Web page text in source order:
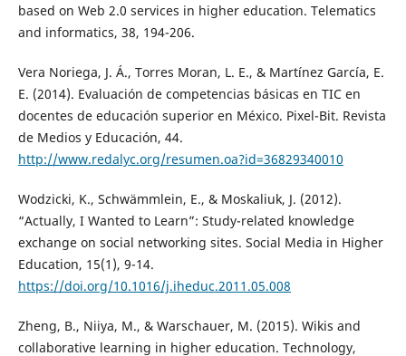
based on Web 2.0 services in higher education. Telematics
and informatics, 38, 194-206.
Vera Noriega, J. Á., Torres Moran, L. E., & Martínez García, E.
E. (2014). Evaluación de competencias básicas en TIC en
docentes de educación superior en México. Pixel-Bit. Revista
de Medios y Educación, 44.
http://www.redalyc.org/resumen.oa?id=36829340010
Wodzicki, K., Schwämmlein, E., & Moskaliuk, J. (2012).
“Actually, I Wanted to Learn”: Study-related knowledge
exchange on social networking sites. Social Media in Higher
Education, 15(1), 9-14.
https://doi.org/10.1016/j.iheduc.2011.05.008
Zheng, B., Niiya, M., & Warschauer, M. (2015). Wikis and
collaborative learning in higher education. Technology,